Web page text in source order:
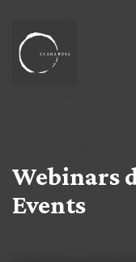
Webinars
Events